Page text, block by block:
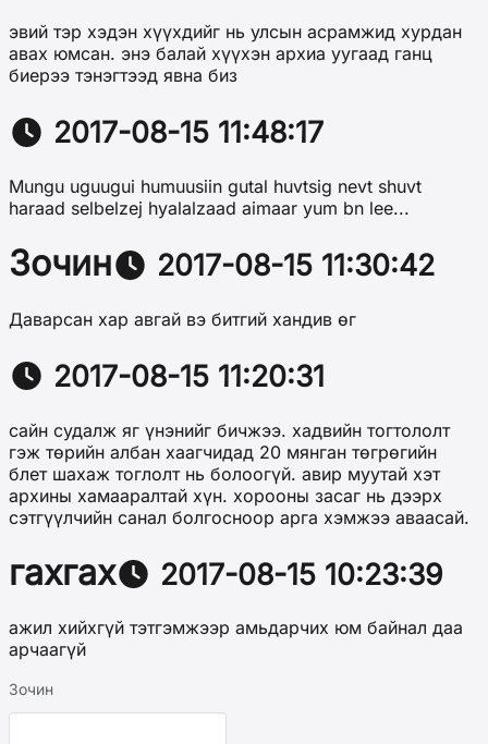
эвий тэр хэдэн хүүхдийг нь улсын асрамжид хурдан
авах юмсан. энэ балай хүүхэн архиа уугаад ганц
биерээ тэнэгтээд явна биз
2017-08-15 11:48:17
Mungu uguugui humuusiin gutal huvtsig nevt shuvt
haraad selbelzej hyalalzaad aimaar yum bn lee...
Зочин 2017-08-15 11:30:42
Даварсан хар авгай вэ битгий хандив өг
2017-08-15 11:20:31
сайн судалж яг үнэнийг бичжээ. хадвийн тогтололт
гэж төрийн албан хаагчидад 20 мянган төгрөгийн
блет шахаж тоглолт нь болоогүй. авир муутай хэт
архины хамааралтай хүн. хорооны засаг нь дээрх
сэтгүүлчийн санал болгосноор арга хэмжээ аваасай.
гахгах 2017-08-15 10:23:39
ажил хийхгүй тэтгэмжээр амьдарчих юм байнал даа
арчаагүй
Зочин